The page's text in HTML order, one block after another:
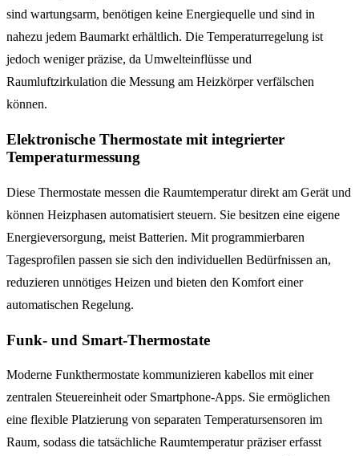
sind wartungsarm, benötigen keine Energiequelle und sind in
nahezu jedem Baumarkt erhältlich. Die Temperaturregelung ist
jedoch weniger präzise, da Umwelteinflüsse und
Raumluftzirkulation die Messung am Heizkörper verfälschen
können.
Elektronische Thermostate mit integrierter
Temperaturmessung
Diese Thermostate messen die Raumtemperatur direkt am Gerät und
können Heizphasen automatisiert steuern. Sie besitzen eine eigene
Energieversorgung, meist Batterien. Mit programmierbaren
Tagesprofilen passen sie sich den individuellen Bedürfnissen an,
reduzieren unnötiges Heizen und bieten den Komfort einer
automatischen Regelung.
Funk- und Smart-Thermostate
Moderne Funkthermostate kommunizieren kabellos mit einer
zentralen Steuereinheit oder Smartphone-Apps. Sie ermöglichen
eine flexible Platzierung von separaten Temperatursensoren im
Raum, sodass die tatsächliche Raumtemperatur präziser erfasst